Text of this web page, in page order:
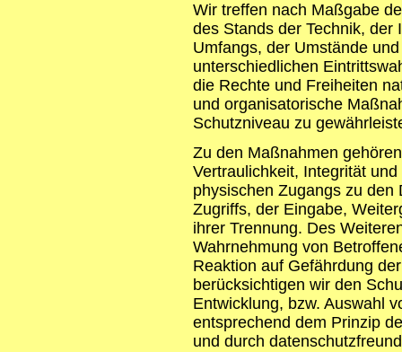
Wir treffen nach Maßgabe
des Stands der Technik, der
Umfangs, der Umstände
unterschiedlichen
die Rechte und Freiheiten
und organisatorische
Schutzniveau zu
Zu den Maßnahmen
Vertraulichkeit, Integrität
physischen Zugangs zu
Zugriffs, der Eingabe,
ihrer Trennung. Des
Wahrnehmung von
Reaktion auf Gefährdung
berücksichtigen wir den
Entwicklung, bzw. Auswahl
entsprechend dem Prinzip
und durch